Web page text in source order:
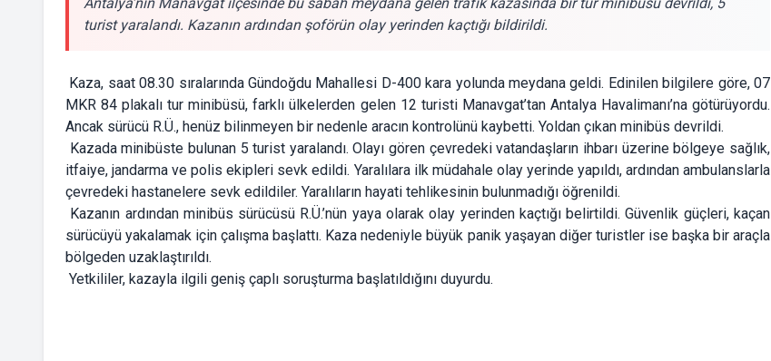
turist yaralandı. Kazanın ardından şoförün olay yerinden kaçtığı bildirildi.
Kaza, saat 08.30 sıralarında Gündoğdu Mahallesi D-400 kara yolunda meydana geldi. Edinilen bilgilere göre, 07
MKR 84 plakalı tur minibüsü, farklı ülkelerden gelen 12 turisti Manavgat’tan Antalya Havalimanı’na götürüyordu.
Ancak sürücü R.Ü., henüz bilinmeyen bir nedenle aracın kontrolünü kaybetti. Yoldan çıkan minibüs devrildi.
Kazada minibüste bulunan 5 turist yaralandı. Olayı gören çevredeki vatandaşların ihbarı üzerine bölgeye sağlık,
itfaiye, jandarma ve polis ekipleri sevk edildi. Yaralılara ilk müdahale olay yerinde yapıldı, ardından ambulanslarla
çevredeki hastanelere sevk edildiler. Yaralıların hayati tehlikesinin bulunmadığı öğrenildi.
Kazanın ardından minibüs sürücüsü R.Ü.’nün yaya olarak olay yerinden kaçtığı belirtildi. Güvenlik güçleri, kaçan
sürücüyü yakalamak için çalışma başlattı. Kaza nedeniyle büyük panik yaşayan diğer turistler ise başka bir araçla
bölgeden uzaklaştırıldı.
Yetkililer, kazayla ilgili geniş çaplı soruşturma başlatıldığını duyurdu.